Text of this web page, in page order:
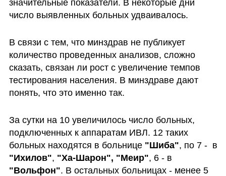
значительные показатели. В некоторые дни
число выявленных больных удваивалось.
В связи с тем, что минздрав не публикует
количество проведенных анализов, сложно
сказать, связан ли рост с увеличение темпов
тестирования населения. В минздраве дают
понять, что это именно так.
За сутки на 10 увеличилось число больных,
подключенных к аппаратам ИВЛ. 12 таких
больных находятся в больнице "Шиба"
"Ихилов", "Ха-Шарон", "Меир"
"Вольфон". В остальных больницах - менее 5